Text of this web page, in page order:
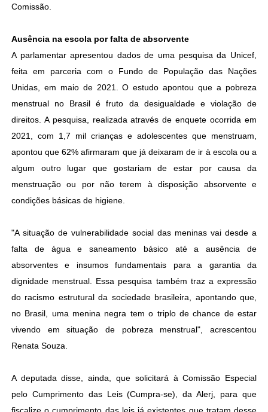
Comissão.
Ausência na escola por falta de absorvente
A parlamentar apresentou dados de uma pesquisa da Unicef,
feita em parceria com o Fundo de População das Nações
Unidas, em maio de 2021. O estudo apontou que a pobreza
menstrual no Brasil é fruto da desigualdade e violação de
direitos. A pesquisa, realizada através de enquete ocorrida em
2021, com 1,7 mil crianças e adolescentes que menstruam,
apontou que 62% afirmaram que já deixaram de ir à escola ou a
algum outro lugar que gostariam de estar por causa da
menstruação ou por não terem à disposição absorvente e
condições básicas de higiene.
"A situação de vulnerabilidade social das meninas vai desde a
falta de água e saneamento básico até a ausência de
absorventes e insumos fundamentais para a garantia da
dignidade menstrual. Essa pesquisa também traz a expressão
do racismo estrutural da sociedade brasileira, apontando que,
no Brasil, uma menina negra tem o triplo de chance de estar
vivendo em situação de pobreza menstrual", acrescentou
Renata Souza.
A deputada disse, ainda, que solicitará à Comissão Especial
pelo Cumprimento das Leis (Cumpra-se), da Alerj, para que